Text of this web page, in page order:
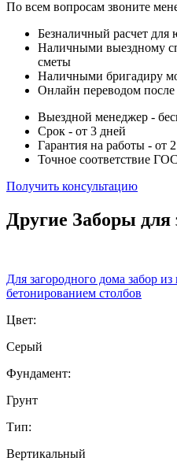
По всем вопросам звоните
Безналичный расчет для
Наличными выездному
сметы
Наличными бригадиру
Онлайн переводом после
Выездной менеджер -
Срок - от 3 дней
Гарантия на работы - от
Точное соответствие
Получить консультацию
Другие Заборы для
Для загородного дома забор
бетонированием столбов
Цвет:
Серый
Фундамент:
Грунт
Тип:
Вертикальный